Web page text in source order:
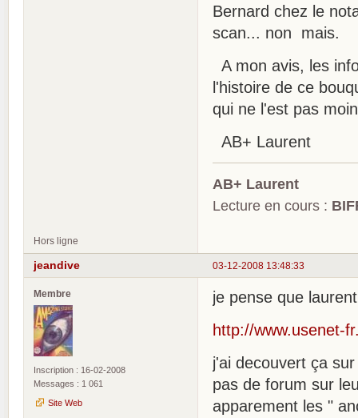
Bernard chez le
scan... non mais.
A mon avis, les
l'histoire de ce
qui ne l'est pas
AB+ Laurent
AB+ Laurent
Lecture en cours :
Hors ligne
03-12-2008 13:48:33
jeandive
Membre
Inscription : 16-02-2008
Messages : 1 061
Site Web
je pense que
http://www.usenet-
j'ai decouvert ça
pas de forum sur
apparement les "